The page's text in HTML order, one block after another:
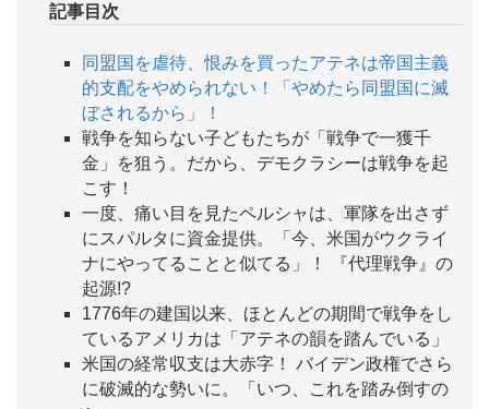
記事目次
同盟国を虐待、恨みを買ったアテネは帝国主義
的支配をやめられない！「やめたら同盟国に滅
ぼされるから」！
戦争を知らない子どもたちが「戦争で一獲千
金」を狙う。だから、デモクラシーは戦争を起
こす！
一度、痛い目を見たペルシャは、軍隊を出さず
にスパルタに資金提供。「今、米国がウクライ
ナにやってることと似てる」！ 『代理戦争』の
起源!?
1776年の建国以来、ほとんどの期間で戦争をし
ているアメリカは「アテネの韻を踏んでいる」
米国の経常収支は大赤字！ バイデン政権でさら
に破滅的な勢いに。「いつ、これを踏み倒すの